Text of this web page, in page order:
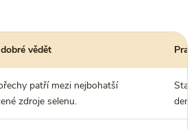
vědět
patří mezi nejbohatší
zdroje selenu.
den.